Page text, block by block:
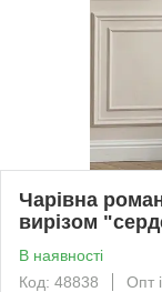
Чарівна
вирізом
В наявності
Код: 48838
Опт